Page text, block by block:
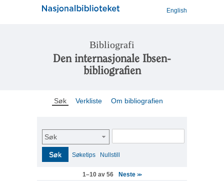
English
Bibliografi
Den internasjonale Ibsen-
bibliografien
Søk Verkliste Om bibliografien
Søk
Søk Søketips Nullstill
1–10 av 56 Neste>>